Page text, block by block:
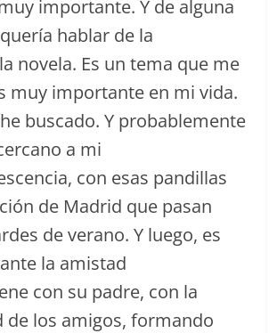
importante. Y de alguna
hablar de la
novela. Es un tema que me
muy importante en mi vida.
buscado. Y probablemente
a mi
con esas pandillas
de Madrid que pasan
de verano. Y luego, es
la amistad
con su padre, con la
de los amigos, formando